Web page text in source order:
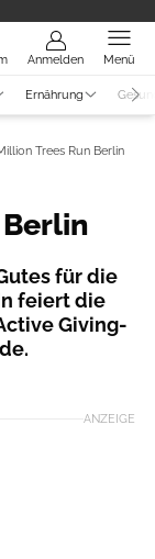
Anmelden Menü
Ernährung
Trees Run Berlin
für die
feiert die
Giving-
ANZEIGE